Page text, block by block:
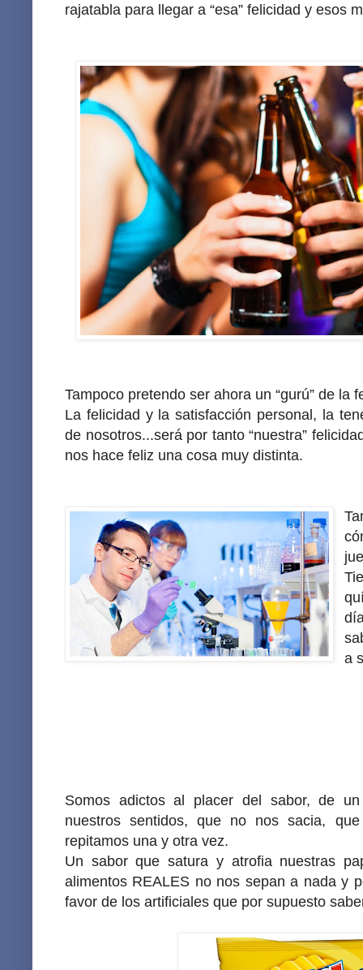
rajatabla para llegar a “esa” felicidad y esos
Tampoco pretendo ser ahora un “gurú” de la
La felicidad y la satisfacción personal, la
de nosotros...será por tanto “nuestra”
nos hace feliz una cosa muy distinta.
a
Somos adictos al placer del sabor, de
nuestros sentidos, que no nos sacia,
repitamos una y otra vez.
Un sabor que satura y atrofia nuestras
alimentos REALES no nos sepan a nada y
favor de los artificiales que por supuesto